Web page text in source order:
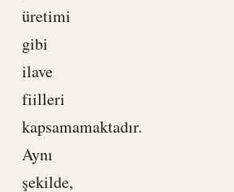
üretimi
gibi
ilave
fiilleri
kapsamamaktadır.
Aynı
şekilde,